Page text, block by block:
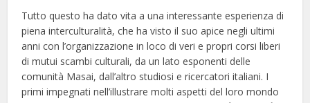
Tutto questo ha dato vita a una interessante esperienza di
piena interculturalità, che ha visto il suo apice negli ultimi
anni con l’organizzazione in loco di veri e propri corsi liberi
di mutui scambi culturali, da un lato esponenti delle
comunità Masai, dall’altro studiosi e ricercatori italiani. I
primi impegnati nell’illustrare molti aspetti del loro mondo